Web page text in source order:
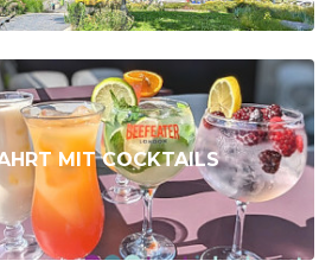
MIT COCKTAILS